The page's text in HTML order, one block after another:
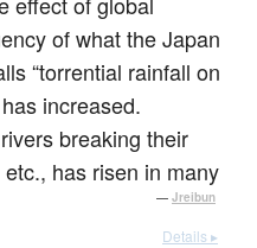
of what the Japan
“torrential rainfall on
increased.
breaking their
has risen in many
— Jreibun
Details ▸